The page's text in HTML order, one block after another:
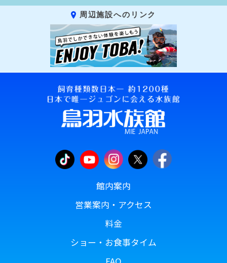
周辺施設へのリンク
館内案内
営業案内・アクセス
料金
ショー・お食事タイム